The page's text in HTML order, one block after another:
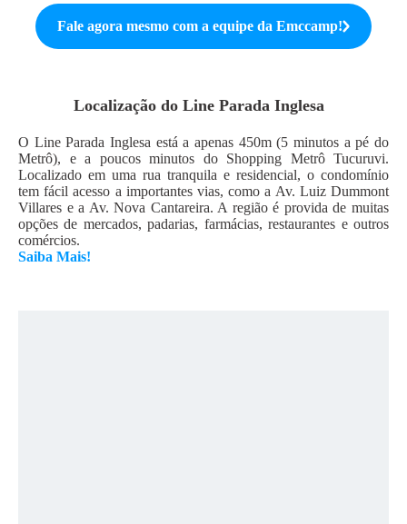
Fale agora mesmo com a equipe da Emccamp!
Localização do Line Parada Inglesa
O Line Parada Inglesa está a apenas 450m (5 minutos a pé do
Metrô), e a poucos minutos do Shopping Metrô Tucuruvi.
Localizado em uma rua tranquila e residencial, o condomínio
tem fácil acesso a importantes vias, como a Av. Luiz Dummont
Villares e a Av. Nova Cantareira. A região é provida de muitas
opções de mercados, padarias, farmácias, restaurantes e outros
comércios.
Saiba Mais!